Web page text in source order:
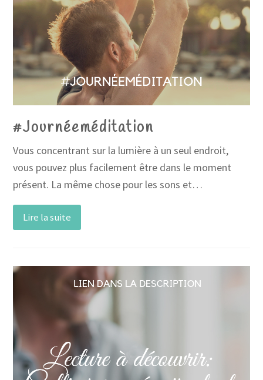
#Journéeméditation
Vous concentrant sur la lumière à un seul endroit,
vous pouvez plus facilement être dans le moment
présent. La même chose pour les sons et…
Lire la suite